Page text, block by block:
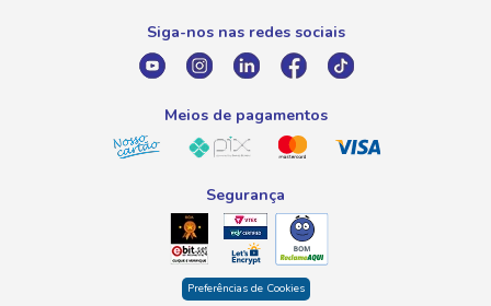
atendimento@savegnago.com.br
Siga-nos nas redes sociais
Meios de pagamentos
Segurança
Preferências de Cookies